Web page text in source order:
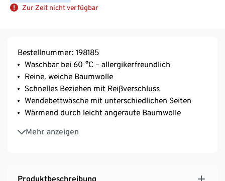
Zur Zeit nicht verfügbar
Bestellnummer: 198185
Waschbar bei 60 °C – allergikerfreundlich
Reine, weiche Baumwolle
Schnelles Beziehen mit Reißverschluss
Wendebettwäsche mit unterschiedlichen Seiten
Wärmend durch leicht angeraute Baumwolle
Mehr anzeigen
Weich und anschmiegsam durch elastische
Maschenware
Produktbeschreibung